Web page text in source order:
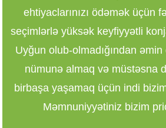
ehtiyaclarınızı ödəmək üçün
seçimlərlə yüksək keyfiyyətli
Uyğun olub-olmadığından
nümunə almaq və müstəsna
birbaşa yaşamaq üçün indi
Məmnuniyyətiniz bizim